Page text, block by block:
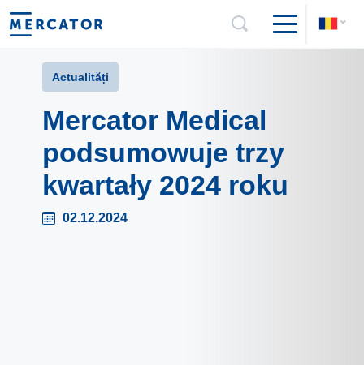
Actualități
Mercator Medical
podsumowuje trzy
kwartały 2024 roku
02.12.2024